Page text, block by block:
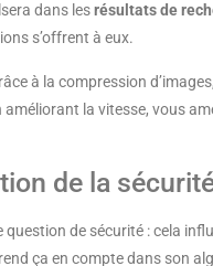
dans lesrésultats de
s’offrent à eux.
à la compression
améliorant la vitesse, vous
de la
question de sécurité : cela
ça en compte dans son